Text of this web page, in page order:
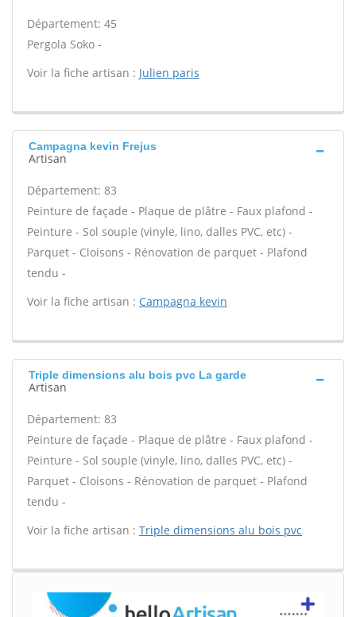
Département: 45
Pergola Soko -
Voir la fiche artisan : Julien paris
Campagna kevin Frejus
Artisan
Département: 83
Peinture de façade - Plaque de plâtre - Faux plafond -
Peinture - Sol souple (vinyle, lino, dalles PVC, etc) -
Parquet - Cloisons - Rénovation de parquet - Plafond
tendu -
Voir la fiche artisan : Campagna kevin
Triple dimensions alu bois pvc La garde
Artisan
Département: 83
Peinture de façade - Plaque de plâtre - Faux plafond -
Peinture - Sol souple (vinyle, lino, dalles PVC, etc) -
Parquet - Cloisons - Rénovation de parquet - Plafond
tendu -
Voir la fiche artisan : Triple dimensions alu bois pvc